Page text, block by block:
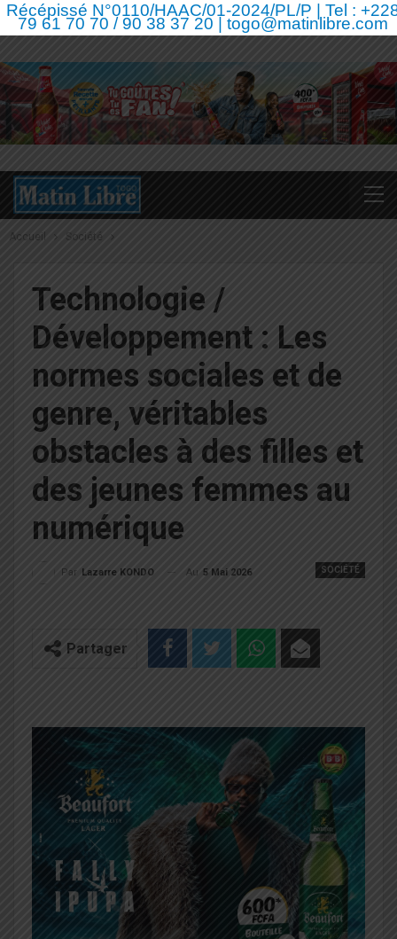
Récépissé N°0110/HAAC/01-2024/PL/P | Tel :
79 61 70 70 / 90 38 37 20 | togo@matinlibre.com
Accueil Société
Technologie /
Développement : Les
normes sociales et de
genre, véritables
obstacles à des filles et
des jeunes femmes au
numérique
SOCIÉTÉ
Par Lazarre KONDO Au 5 Mai 2026
Partager